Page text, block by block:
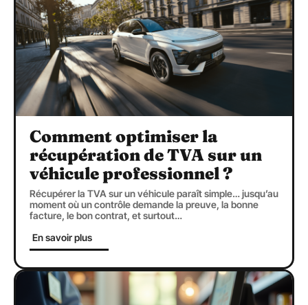
Comment optimiser la
récupération de TVA sur un
véhicule professionnel ?
Récupérer la TVA sur un véhicule paraît simple… jusqu’au
moment où un contrôle demande la preuve, la bonne
facture, le bon contrat, et surtout…
En savoir plus